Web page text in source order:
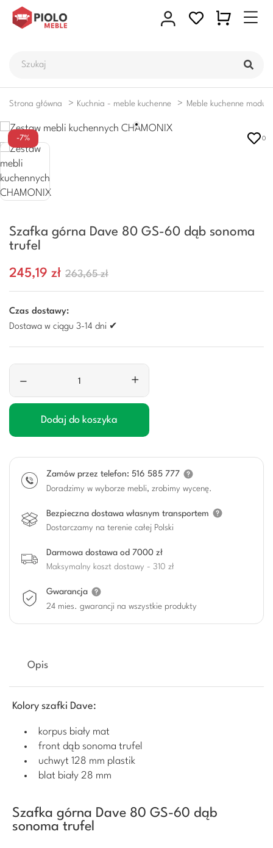
Strona główna Kuchnia - meble kuchenne Meble kuchenne
-7% 0
Szafka górna Dave 80 GS-60 dąb sonoma
trufel
245,19 zł 263,65 zł
Czas dostawy:
Dostawa w ciągu 3-14 dni ✔
– +
Dodaj do koszyka
Zamów przez telefon: 516 585 777
Doradzimy w wyborze mebli, zrobimy wycenę.
Bezpieczna dostawa własnym transportem
Dostarczamy na terenie całej Polski
Darmowa dostawa od 7000 zł
Maksymalny koszt dostawy - 310 zł
Gwarancja
24 mies. gwarancji na wszystkie produkty
Opis
Kolory szafki Dave:
korpus biały mat
front dąb sonoma trufel
uchwyt 128 mm plastik
blat biały 28 mm
Szafka górna Dave 80 GS-60 dąb
sonoma trufel